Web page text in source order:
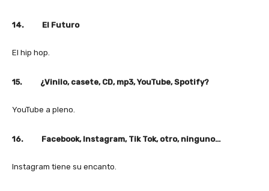
14. El Futuro
El hip hop.
15. ¿Vinilo, casete, CD, mp3, YouTube, Spotify?
YouTube a pleno.
16. Facebook, Instagram, Tik Tok, otro, ninguno…
Instagram tiene su encanto.